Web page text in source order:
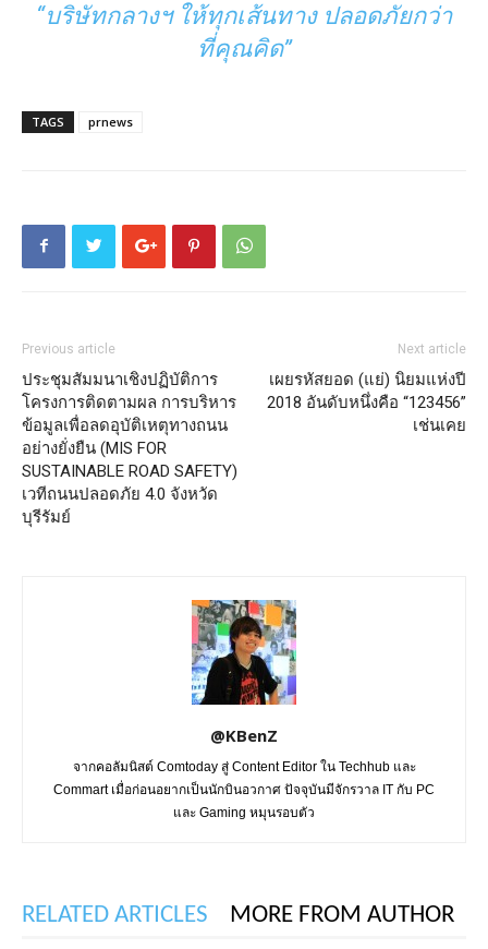
“บริษัทกลางฯ ให้ทุกเส้นทาง ปลอดภัยกว่า
ที่คุณคิด”
TAGS prnews
Previous article
ประชุมสัมมนาเชิงปฏิบัติการ
โครงการติดตามผล การบริหาร
ข้อมูลเพื่อลดอุบัติเหตุทางถนน
อย่างยั่งยืน (MIS FOR
SUSTAINABLE ROAD SAFETY)
เวทีถนนปลอดภัย 4.0 จังหวัด
บุรีรัมย์
Next article
เผยรหัสยอด (แย่) นิยมแห่งปี
2018 อันดับหนึ่งคือ “123456”
เช่นเคย
@KBenZ
จากคอลัมนิสต์ Comtoday สู่ Content Editor ใน Techhub และ
Commart เมื่อก่อนอยากเป็นนักบินอวกาศ ปัจจุบันมีจักรวาล IT กับ PC
และ Gaming หมุนรอบตัว
RELATED ARTICLES MORE FROM AUTHOR